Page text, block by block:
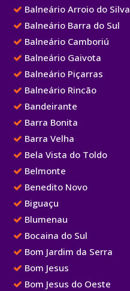
Balneário Arroio do Silva
Balneário Barra do Sul
Balneário Camboriú
Balneário Gaivota
Balneário Piçarras
Balneário Rincão
Bandeirante
Barra Bonita
Barra Velha
Bela Vista do Toldo
Belmonte
Benedito Novo
Biguaçu
Blumenau
Bocaina do Sul
Bom Jardim da Serra
Bom Jesus
Bom Jesus do Oeste